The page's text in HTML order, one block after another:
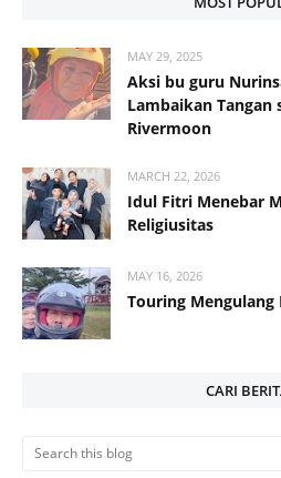
MAY 29, 2025
Aksi bu guru
Lambaikan Tangan
Rivermoon
MARCH 22, 2026
Idul Fitri Menebar
Religiusitas
MAY 16, 2026
Touring
CARI